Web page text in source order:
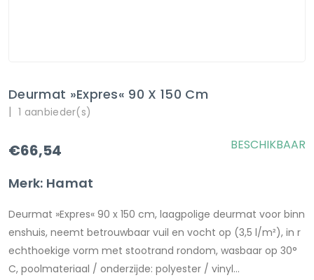
Deurmat »Expres« 90 X 150 Cm
| 1 aanbieder(s)
€66,54
Merk: Hamat
BESCHIKBAAR
Deurmat »Expres« 90 x 150 cm, laagpolige deurmat voor binn
enshuis, neemt betrouwbaar vuil en vocht op (3,5 l/m²), in r
echthoekige vorm met stootrand rondom, wasbaar op 30°
C, poolmateriaal / onderzijde: polyester / vinyl...